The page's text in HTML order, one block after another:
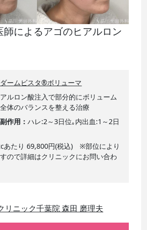
師によるアゴのヒアルロン
ームビスタ®ボリューマ
ルロン酸注入で部分的にボリューム
体のバランスを整える治療
作用
ハレ:2～3日位｡内出血:1～2日
あたり 69,800円(税込) ※部位により
ので詳細はクリニックにお問い合わ
リニック千葉院 森田 磨理夫